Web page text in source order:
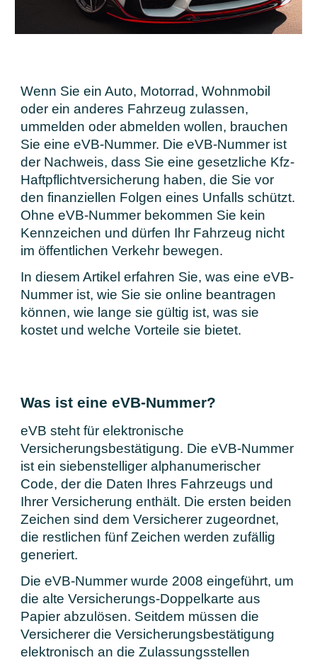
Wenn Sie ein Auto, Motorrad, Wohnmobil
oder ein anderes Fahrzeug zulassen,
ummelden oder abmelden wollen, brauchen
Sie eine eVB-Nummer. Die eVB-Nummer ist
der Nachweis, dass Sie eine gesetzliche Kfz-
Haftpflichtversicherung haben, die Sie vor
den finanziellen Folgen eines Unfalls schützt.
Ohne eVB-Nummer bekommen Sie kein
Kennzeichen und dürfen Ihr Fahrzeug nicht
im öffentlichen Verkehr bewegen.
In diesem Artikel erfahren Sie, was eine eVB-
Nummer ist, wie Sie sie online beantragen
können, wie lange sie gültig ist, was sie
kostet und welche Vorteile sie bietet.
Was ist eine eVB-Nummer?
eVB steht für elektronische
Versicherungsbestätigung. Die eVB-Nummer
ist ein siebenstelliger alphanumerischer
Code, der die Daten Ihres Fahrzeugs und
Ihrer Versicherung enthält. Die ersten beiden
Zeichen sind dem Versicherer zugeordnet,
die restlichen fünf Zeichen werden zufällig
generiert.
Die eVB-Nummer wurde 2008 eingeführt, um
die alte Versicherungs-Doppelkarte aus
Papier abzulösen. Seitdem müssen die
Versicherer die Versicherungsbestätigung
elektronisch an die Zulassungsstellen